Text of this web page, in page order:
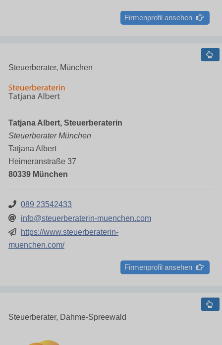
Firmenprofil ansehen
Steuerberater, München
Tatjana Albert, Steuerberaterin
Steuerberater München
Tatjana Albert
Heimeranstraße 37
80339 München
089 23542433
info@steuerberaterin-muenchen.com
https://www.steuerberaterin-
muenchen.com/
Firmenprofil ansehen
Steuerberater, Dahme-Spreewald